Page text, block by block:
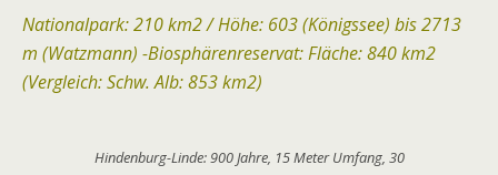
Nationalpark: 210 km2 / Höhe: 603 (Königssee) bis 2713
m (Watzmann) -Biosphärenreservat: Fläche: 840 km2
(Vergleich: Schw. Alb: 853 km2)
Hindenburg-Linde: 900 Jahre, 15 Meter Umfang, 30